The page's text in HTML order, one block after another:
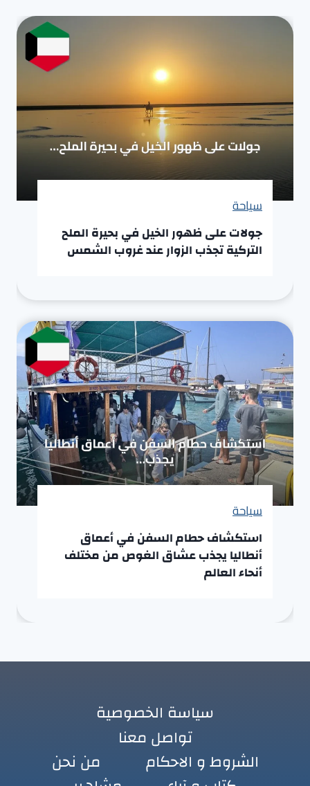
سياحة
جولات على ظهور الخيل في بحيرة الملح
التركية تجذب الزوار عند غروب الشمس
سياحة
استكشاف حطام السفن في أعماق
أنطاليا يجذب عشاق الغوص من مختلف
أنحاء العالم
سياسة الخصوصية
تواصل معنا
الشروط و الاحكام
من نحن